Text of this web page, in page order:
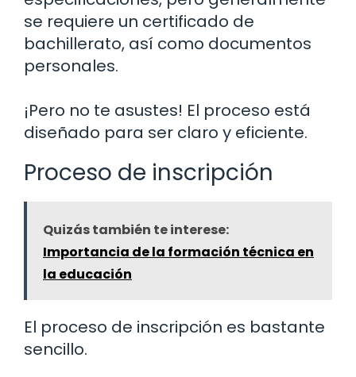
se requiere un certificado de
bachillerato, así como documentos
personales.
¡Pero no te asustes! El proceso está
diseñado para ser claro y eficiente.
Proceso de inscripción
Quizás también te interese:
Importancia de la formación técnica en
la educación
El proceso de inscripción es bastante
sencillo.